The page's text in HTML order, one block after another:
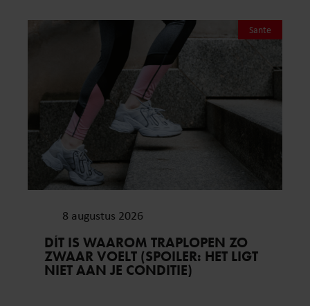
Sante
8 augustus 2026
DÍT IS WAAROM TRAPLOPEN ZO
ZWAAR VOELT (SPOILER: HET LIGT
NIET AAN JE CONDITIE)